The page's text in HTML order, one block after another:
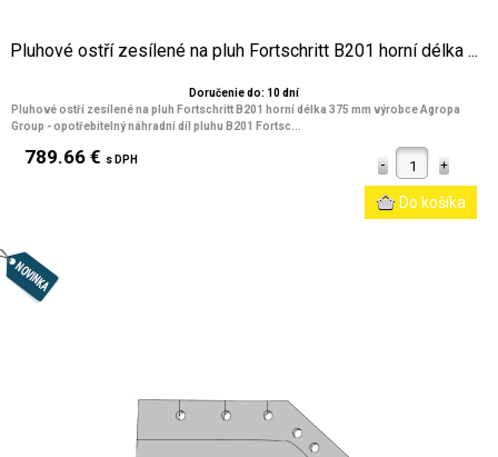
Pluhové ostří zesílené na pluh Fortschritt B201 horní délka ...
Doručenie do: 10 dní
Pluhové ostří zesílené na pluh Fortschritt B201 horní délka 375 mm výrobce Agropa
Group - opotřebitelný náhradní díl pluhu B201 Fortsc...
789.66 € s DPH